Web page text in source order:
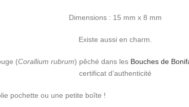
Dimensions : 15 mm x 8 mm
Existe aussi en charm.
(Corallium rubrum) pêché dans les Bouches de
certificat d’authenticité
pochette ou une petite boîte !